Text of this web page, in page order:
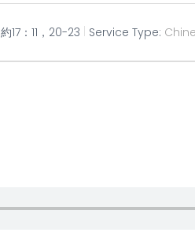
約17：11，20-23 Service Type: